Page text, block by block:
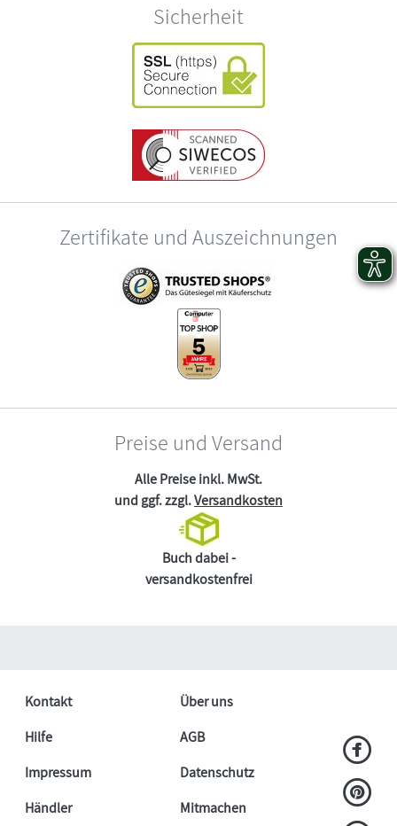
Sicherheit
Zertifikate und Auszeichnungen
Preise und Versand
Alle Preise inkl. MwSt.
und ggf. zzgl.Versandkosten
Buch dabei -
versandkostenfrei
Kontakt
Über uns
Hilfe
AGB
Impressum
Datenschutz
Händler
Mitmachen